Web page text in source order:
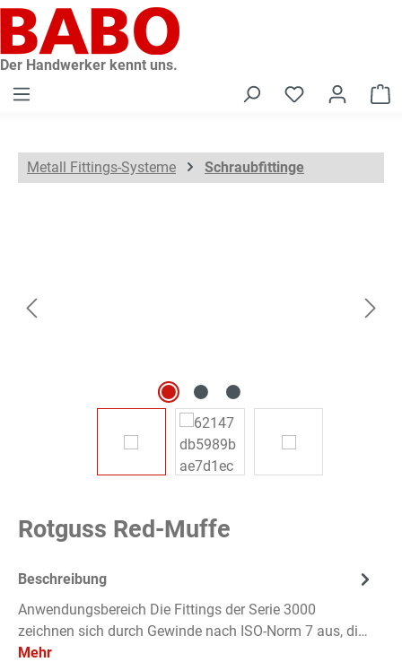
springen
Der Handwerker kennt uns.
Metall Fittings-Systeme Schraubfittinge
Rotguss Red-Muffe
Beschreibung
Anwendungsbereich Die Fittings der Serie 3000
zeichnen sich durch Gewinde nach ISO-Norm 7 aus, di…
Mehr